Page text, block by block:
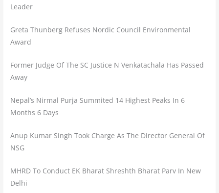
Leader
Greta Thunberg Refuses Nordic Council Environmental
Award
Former Judge Of The SC Justice N Venkatachala Has Passed
Away
Nepal’s Nirmal Purja Summited 14 Highest Peaks In 6
Months 6 Days
Anup Kumar Singh Took Charge As The Director General Of
NSG
MHRD To Conduct EK Bharat Shreshth Bharat Parv In New
Delhi